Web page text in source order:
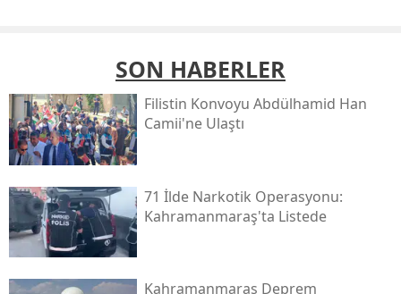
SON HABERLER
Filistin Konvoyu Abdülhamid Han
Camii'ne Ulaştı
71 İlde Narkotik Operasyonu:
Kahramanmaraş'ta Listede
Kahramanmaraş Deprem